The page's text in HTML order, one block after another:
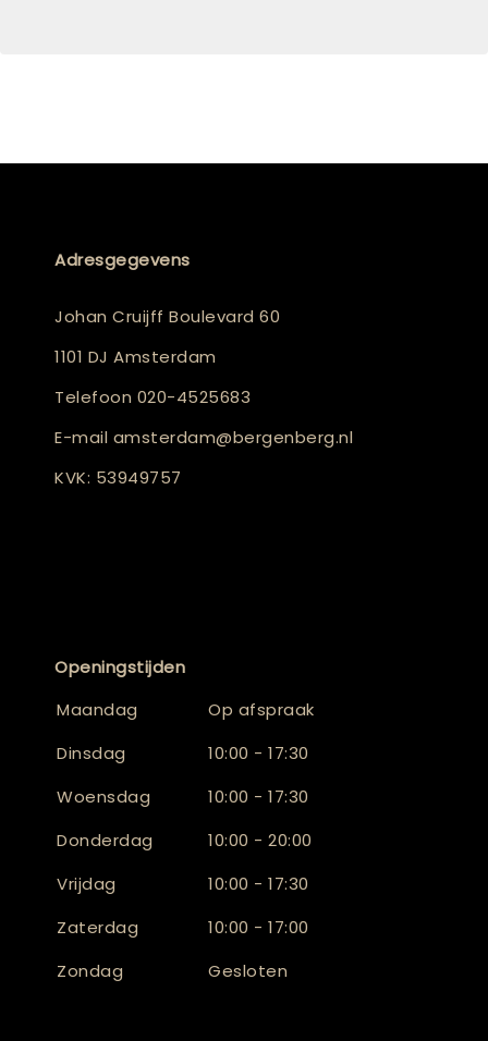
Adresgegevens
Johan Cruijff Boulevard 60
1101 DJ Amsterdam
Telefoon 020-4525683
E-mail amsterdam@bergenberg.nl
KVK: 53949757
Openingstijden
Maandag
Op afspraak
Dinsdag
10:00 - 17:30
Woensdag
10:00 - 17:30
Donderdag
10:00 - 20:00
Vrijdag
10:00 - 17:30
Zaterdag
10:00 - 17:00
Zondag
Gesloten